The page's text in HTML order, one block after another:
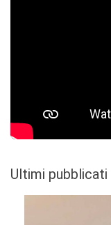
Ultimi pubblicati